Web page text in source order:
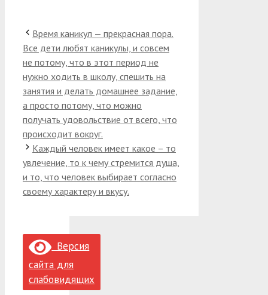
Время каникул — прекрасная пора.
Все дети любят каникулы, и совсем
не потому, что в этот период не
нужно ходить в школу, спешить на
занятия и делать домашнее задание,
а просто потому, что можно
получать удовольствие от всего, что
происходит вокруг.
Каждый человек имеет какое – то
увлечение, то к чему стремится душа,
и то, что человек выбирает согласно
своему характеру и вкусу.
Версия
сайта для
слабовидящих